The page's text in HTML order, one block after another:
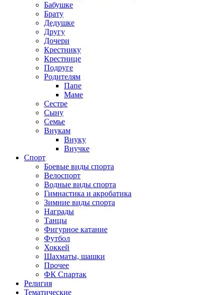
Бабушке
Брату
Дедушке
Другу
Дочери
Крестнику
Крестнице
Подруге
Родителям
Папе
Маме
Сестре
Сыну
Семье
Внукам
Внуку
Внучке
Спорт
Боевые виды спорта
Велоспорт
Водные виды спорта
Гимнастика и акробатика
Зимние виды спорта
Награды
Танцы
Фигурное катание
Футбол
Хоккей
Шахматы, шашки
Прочее
ФК Спартак
Религия
Тематические